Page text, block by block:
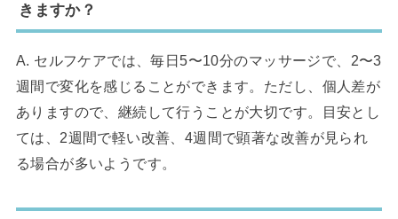
きますか？
A. セルフケアでは、毎日5〜10分のマッサージで、2〜3
週間で変化を感じることができます。ただし、個人差が
ありますので、継続して行うことが大切です。目安とし
ては、2週間で軽い改善、4週間で顕著な改善が見られ
る場合が多いようです。